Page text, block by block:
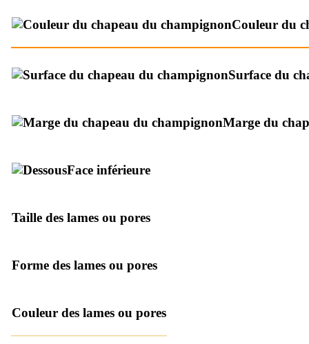
Couleur du
Surface du
Marge du
Face inférieure
Taille des lames ou pores
Forme des lames ou pores
Couleur des lames ou pores